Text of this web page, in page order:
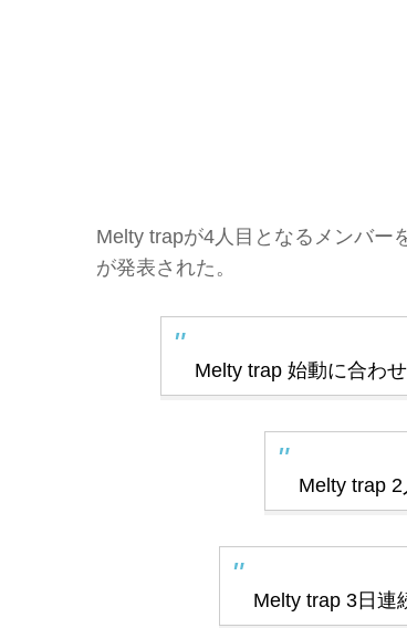
Melty trapが4人目となるメンバー
が発表された。
Melty trap 始動に合わ
Melty trap
Melty trap 3日連